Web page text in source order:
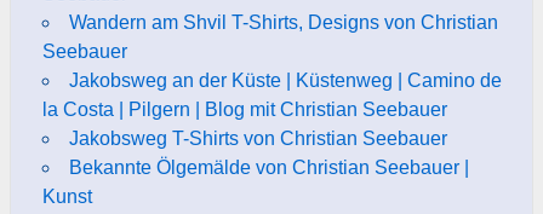
Wandern am Shvil T-Shirts, Designs von Christian
Seebauer
Jakobsweg an der Küste | Küstenweg | Camino de
la Costa | Pilgern | Blog mit Christian Seebauer
Jakobsweg T-Shirts von Christian Seebauer
Bekannte Ölgemälde von Christian Seebauer |
Kunst